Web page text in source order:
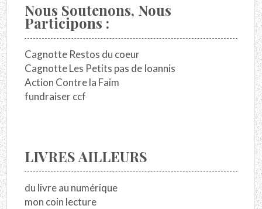
Nous Soutenons, Nous
Participons :
Cagnotte Restos du coeur
Cagnotte Les Petits pas de Ioannis
Action Contre la Faim
fundraiser ccf
LIVRES AILLEURS
du livre au numérique
mon coin lecture